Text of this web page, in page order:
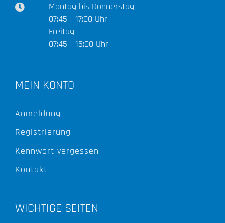
Montag bis Donnerstag
07:45 - 17:00 Uhr
Freitag
07:45 - 15:00 Uhr
MEIN KONTO
Anmeldung
Registrierung
Kennwort vergessen
Kontakt
WICHTIGE SEITEN